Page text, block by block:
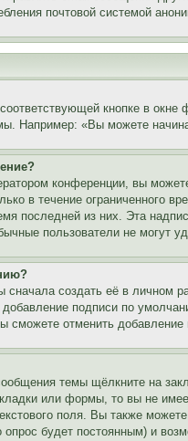
почтовой системой
кнопке в
Например: «Вы можете
конференции, вы
в течение ограниченного
последней из них. Эта
пользователи не могут
создать её в личном
подписи по
сможете отменить
темы щёлкните на
или формы, то вы не
поля. Вы также
будет постоянным) и